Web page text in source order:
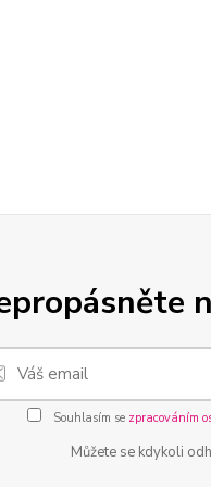
Souhlasím se zpracováním
Můžete se kdykoli